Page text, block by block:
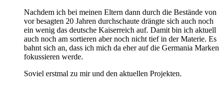
Nachdem ich bei meinen Eltern dann durch die Bestände von
vor besagten 20 Jahren durchschaute drängte sich auch noch
ein wenig das deutsche Kaiserreich auf. Damit bin ich aktuell
auch noch am sortieren aber noch nicht tief in der Materie. Es
bahnt sich an, dass ich mich da eher auf die Germania Marken
fokussieren werde.
Soviel erstmal zu mir und den aktuellen Projekten.